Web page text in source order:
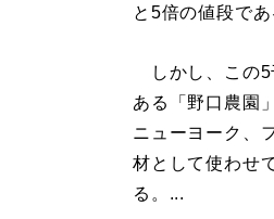
と5倍の値段であ
しかし、この5
ある「野口農園
ニューヨーク、
材として使わせ
る。...